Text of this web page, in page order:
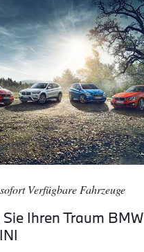
Verfügbare Fahrzeuge
Ihren Traum BMW